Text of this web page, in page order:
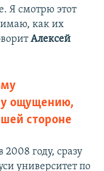
Я смотрю этот
как их
Алексей
ощущению,
стороне
году, сразу
университет по